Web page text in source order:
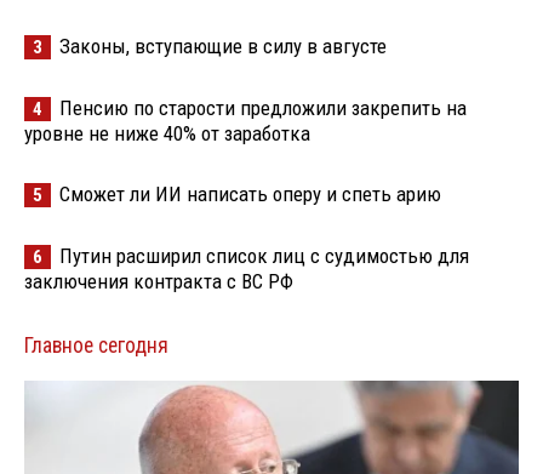
3 Законы, вступающие в силу в августе
4
Пенсию по старости предложили закрепить на
уровне не ниже 40% от заработка
5 Сможет ли ИИ написать оперу и спеть арию
6
Путин расширил список лиц с судимостью для
заключения контракта с ВС РФ
Главное сегодня